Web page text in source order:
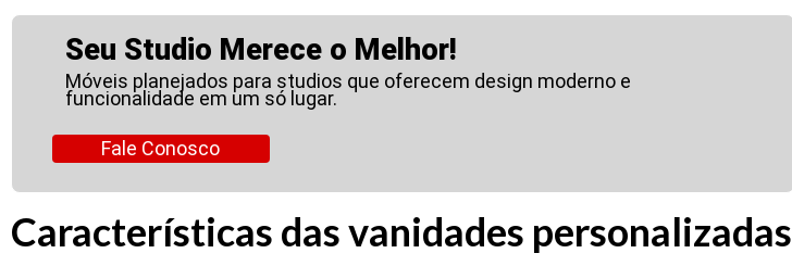
Seu Studio Merece o Melhor!
Móveis planejados para studios que oferecem design moderno e
funcionalidade em um só lugar.
Fale Conosco
Características das vanidades personalizadas